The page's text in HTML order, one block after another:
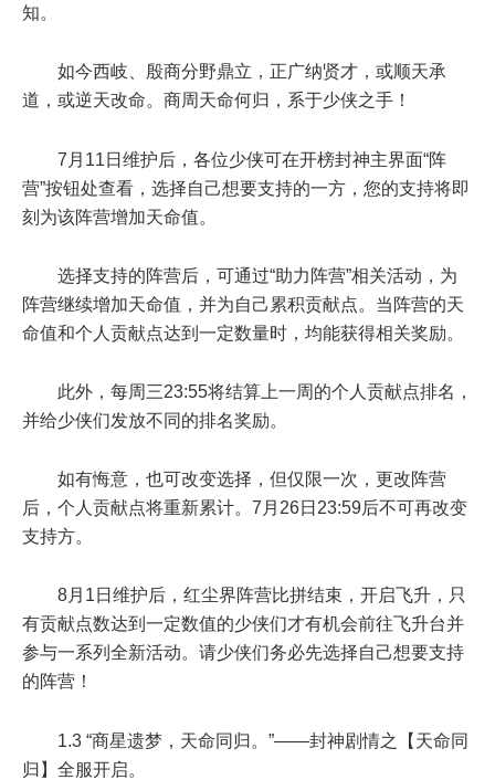
知。
如今西岐、殷商分野鼎立，正广纳贤才，或顺天承
道，或逆天改命。商周天命何归，系于少侠之手！
7月11日维护后 ，各位少侠可在开榜封神主界面“阵
营”按钮处查看，选择自己想要支持的一方，您的支持将即
刻为该阵营增加天命值。
选择支持的阵营后，可通过“助力阵营”相关活动，为
阵营继续增加天命值，并为自己累积贡献点。当阵营的天
命值和个人贡献点达到一定数量时，均能获得相关奖励。
此外， 每周三23:55将结算上一周的个人贡献点排名，
并给少侠们发放不同的排名奖励。
如有悔意，也可改变选择，但仅限一次，更改阵营
后，个人贡献点将重新累计。 7月26日23:59后不可再改变
支持方。
8月1日维护后 ，红尘界阵营比拼结束，开启飞升，只
有贡献点数达到一定数值的少侠们才有机会前往飞升台并
参与一系列全新活动。请少侠们务必先选择自己想要支持
的阵营！
1.3 “商星遗梦，天命同归。”——封神剧情之【天命同
归】全服开启。